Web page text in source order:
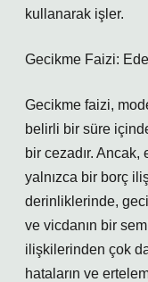
kullanarak işler.
Gecikme Faizi:
Gecikme faizi,
belirli bir süre
bir cezadır.
yalnızca bir borç
derinliklerinde,
ve vicdanın bir
ilişkilerinden çok
hataların ve